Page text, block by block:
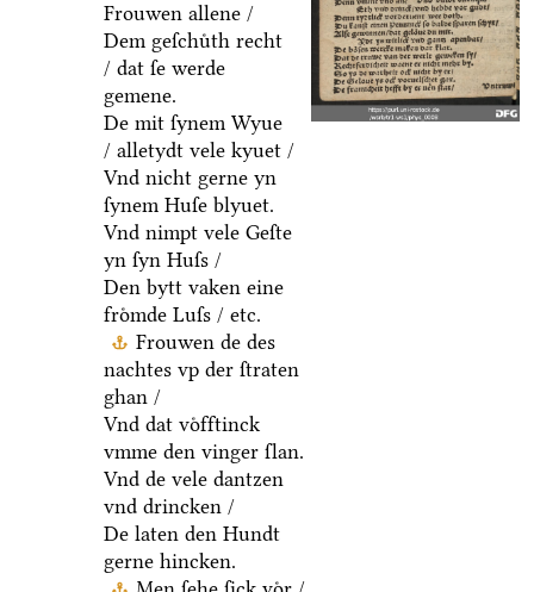
Frouwen allene /
Dem geſchuͤth recht
/ dat ſe werde
gemene.
De mit ſynem Wyue
/ alletydt vele kyuet /
Vnd nicht gerne yn
ſynem Huſe blyuet.
Vnd nimpt vele Geſte
yn ſyn Huſs /
Den bytt vaken eine
froͤmde Luſs / etc.
Frouwen de des
nachtes vp der ſtraten
ghan /
Vnd dat voͤfftinck
vmme den vinger ſlan.
Vnd de vele dantzen
vnd drincken /
De laten den Hundt
gerne hincken.